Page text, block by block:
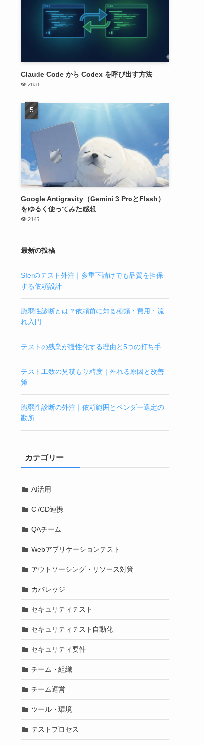
Claude Code から Codex を呼び出す方法
2833
Google Antigravity（Gemini 3 ProとFlash）
をゆるく使ってみた感想
2145
最新の投稿
SIerのテスト外注｜多重下請けでも品質を担保
する依頼設計
脆弱性診断とは？依頼前に知る種類・費用・流
れ入門
テストの残業が慢性化する理由と5つの打ち手
テスト工数の見積もり精度｜外れる原因と改善
策
脆弱性診断の外注｜依頼範囲とベンダー選定の
勘所
カテゴリー
AI活用
CI/CD連携
QAチーム
Webアプリケーションテスト
アウトソーシング・リソース対策
カバレッジ
セキュリティテスト
セキュリティテスト自動化
セキュリティ要件
チーム・組織
チーム運営
ツール・環境
テストプロセス